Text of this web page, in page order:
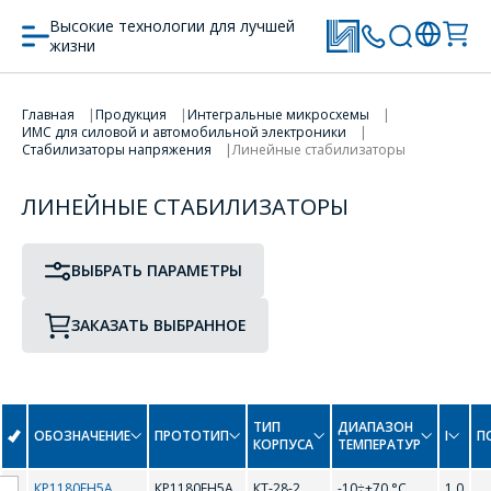
Высокие технологии для лучшей
жизни
Главная Продукция
Интегральные микросхемы
ИМС для силовой и автомобильной электроники
Стабилизаторы напряжения
Линейные стабилизаторы
ЛИНЕЙНЫЕ СТАБИЛИЗАТОРЫ
ВЫБРАТЬ ПАРАМЕТРЫ
0-9
78F05C
78F08C
78F18C 78F24C
78M06
ЗАКАЗАТЬ ВЫБРАННОЕ
ПЕРЕЙТИ В КОРЗИНУ
ОБОЗНАЧЕНИЕ ПРОТОТИП
ТИП
КОРПУСА
ДИАПАЗОН
ТЕМПЕРАТУР
I